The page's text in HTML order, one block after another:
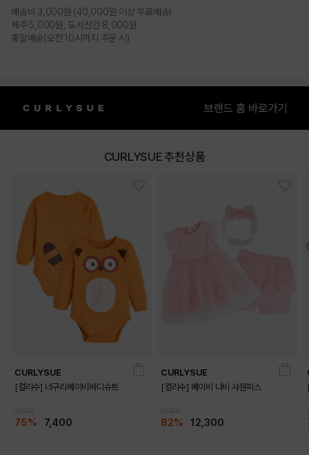
DETAILS
배송비 3,000원 (40,000원 이상 무료배송)
제주 5,000원, 도서산간 8,000원
총알배송(오전 10시까지 주문 시)
CURLYSUE 추천상품
CURLYSUE
[컬리수] 너구리베이비바디슈트
75% 7,400
CURLYSUE
[컬리수] 베이비 나비 샤원피스
82% 12,300